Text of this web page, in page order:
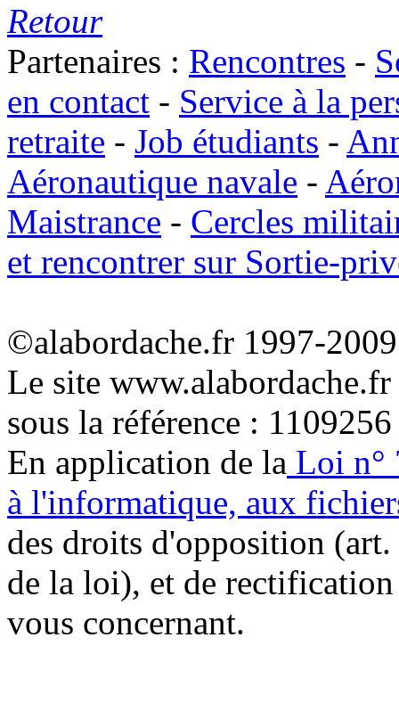
Retour
Partenaires : Rencontres -
en contact - Service à la
retraite - Job étudiants -
Aéronautique navale -
Maistrance - Cercles
et rencontrer sur Sortie-
©alabordache.fr 1997-
Le site
sous la référence : 1109256
En application de la Loi n°
à l'informatique, aux
des droits d'opposition
de la loi), et de
vous concernant.